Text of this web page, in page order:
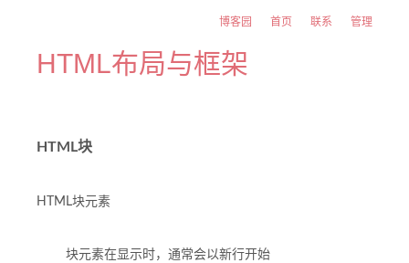
博客园 首页 联系 管理
HTML布局与框架
HTML块
HTML块元素
块元素在显示时，通常会以新行开始